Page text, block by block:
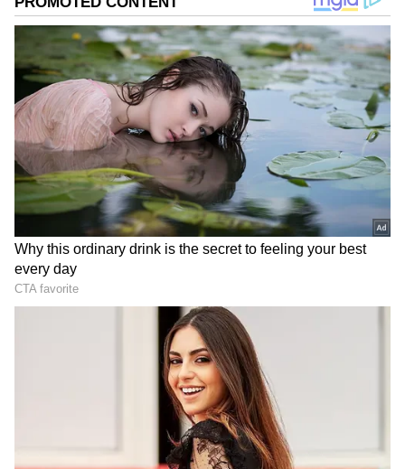
DOWNLOAD APP
(Business Ideas in Tamil)
(Banking News), நிதி, இந்திய
பொருளாதாரம் , உலக சந்தை, பங்கு
சந்தை, முதலீடு உள்ளிட்ட பல்வேறு
தகவல்கள் மற்றும் சமீபத்திய நிதி
செய்திகள் அனைத்தையும் ஏஷ்யாநெட்
தமிழ் நியூஸில் படிக்கலாம்.